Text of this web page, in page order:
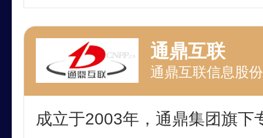
通鼎互联
通鼎互联信息股
成立于2003年，通鼎集团旗下